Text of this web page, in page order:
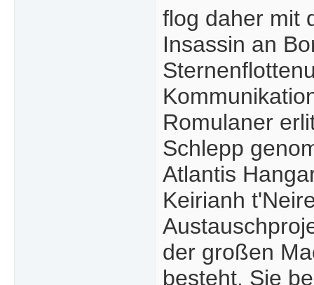
flog daher mit
Insassin an
Romulaner
Schlepp
Atlantis
Keirianh
der großen
besteht. Sie